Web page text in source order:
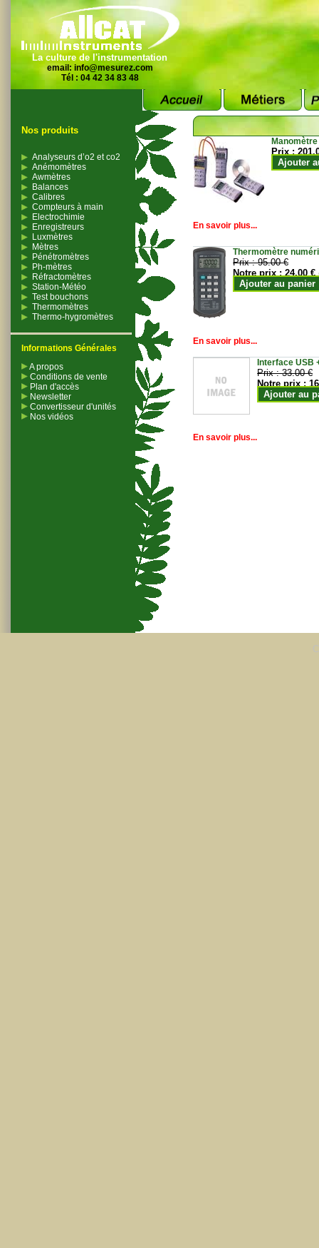
La culture de l'instrumentation
email: info@mesurez.com
Tél : 04 42 34 83 48
Nos produits
Analyseurs d’o2 et co2
Anémomètres
Awmètres
Balances
Calibres
Compteurs à main
Electrochimie
Enregistreurs
Luxmètres
Mètres
Pénétromètres
Ph-mètres
Réfractomètres
Station-Météo
Test bouchons
Thermomètres
Thermo-hygromètres
Informations Générales
A propos
Conditions de vente
Plan d'accès
Newsletter
Convertisseur d'unités
Nos vidéos
Prix :
Ajouter
En savoir plus...
Thermomètre
Prix :95.00 €
Notre prix :24.00 €
Ajouter au panier
En savoir plus...
Interface USB
Prix :33.00 €
Notre prix :
Ajouter au
En savoir plus...